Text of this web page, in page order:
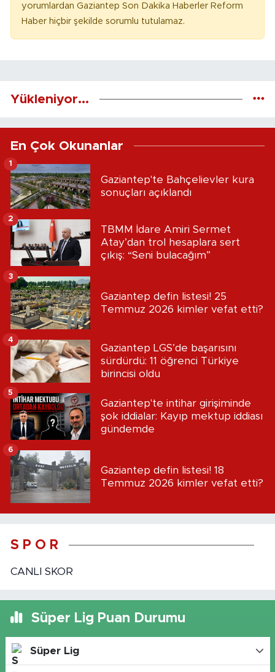
yorumlardan Gaziantep Son Dakika Haberler Reform
Haber hiçbir şekilde sorumlu tutulamaz.
Yükleniyor...
En Çok Okunanlar
Gaziantep'te Bahçelievler kura
sonuçları açıklandı
1
TBMM İdare Amiri Sermet
Atay’dan trol hesaplara sert
çıkış: “Seni bulacağım”
2
Gaziantep defin listesi! 25
Temmuz 2026 kimler vefat etti?
3
Gaziantep LGS’de başarısını
sürdürdü: 11 öğrenci Türkiye
birincisi oldu
4
Gaziantep'te intihar girişiminde
şok iddialar: Kayıp mektup iddiası
gündemde
5
Gaziantep defin listesi! 18
Temmuz 2026 kimler vefat etti?
6
S P O R
CANLI SKOR
Süper Lig Puan Durumu
Süper Lig